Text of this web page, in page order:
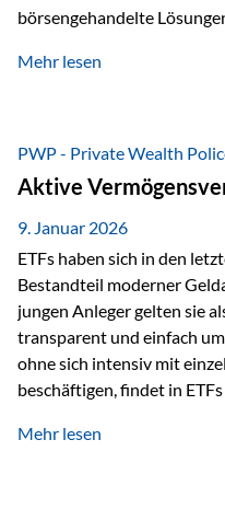
börsengehandelte
dabei nicht auf einzelnen
Inflationsrobustheit und
liechtensteinische
Sicherheitsarchitektur:
Private Wealth Police
Sicherheitsarchitektur, die
Stufe 1: Versicherer-
Mehr lesen
PWP - Private Wealth
Aktive
9. Januar 2026
ETFs haben sich in den
Bestandteil moderner
jungen Anleger gelten sie
transparent und einfach
ohne sich intensiv mit
beschäftigen, findet in
werden häufig kritisch
Mehr lesen